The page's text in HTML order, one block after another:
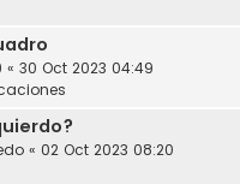
« 30 Oct 2023 04:49
« 02 Oct 2023 08:20